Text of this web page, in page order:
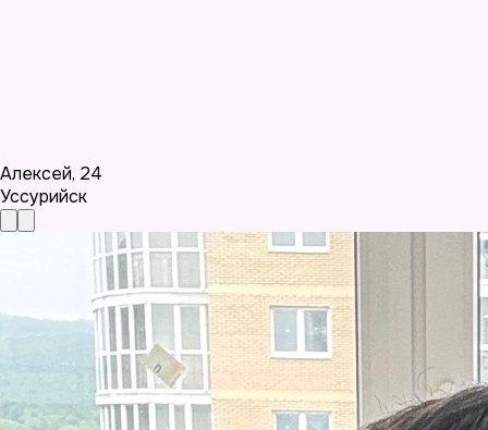
Алексей, 24
Уссурийск